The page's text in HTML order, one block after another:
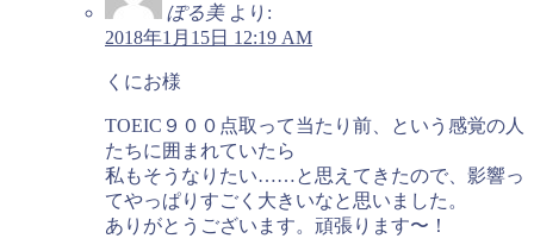
ぽる美 より:
2018年1月15日 12:19 AM
くにお様
TOEIC９００点取って当たり前、という感覚の人
たちに囲まれていたら
私もそうなりたい……と思えてきたので、影響っ
てやっぱりすごく大きいなと思いました。
ありがとうございます。頑張ります〜！